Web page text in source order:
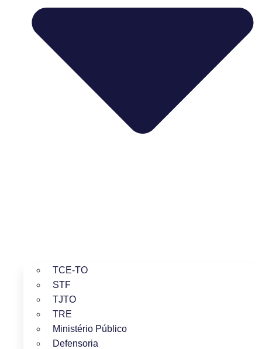
TCE-TO
STF
TJTO
TRE
Ministério Público
Defensoria